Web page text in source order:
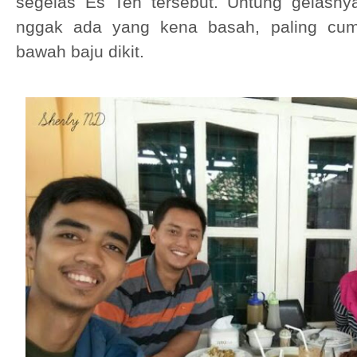
nggak ada yang kena basah, paling
bawah baju dikit.